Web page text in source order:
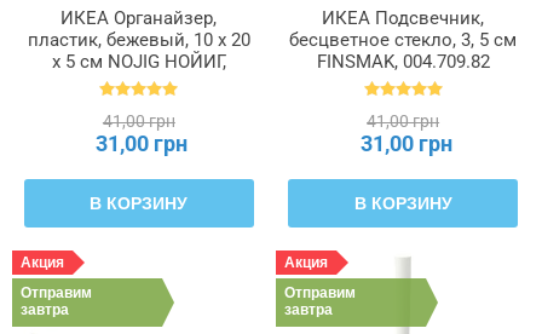
ИКЕА Органайзер,
пластик, бежевый, 10 x 20
x 5 см NOJIG НОЙИГ,
704.574.87
41,00 грн
31,00 грн
В КОРЗИНУ
ИКЕА Подсвечник,
бесцветное стекло, 3, 5 см
FINSMAK, 004.709.82
41,00 грн
31,00 грн
В КОРЗИНУ
Акция
Отправим
завтра
Акция
Отправим
завтра